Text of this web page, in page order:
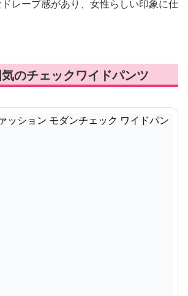
レープ感があり、女性らしい印象に仕
のチェックワイドパンツ